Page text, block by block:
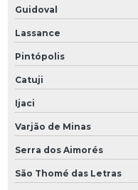
Guidoval
Lassance
Pintópolis
Catuji
Ijaci
Varjão de Minas
Serra dos Aimorés
São Thomé das Letras